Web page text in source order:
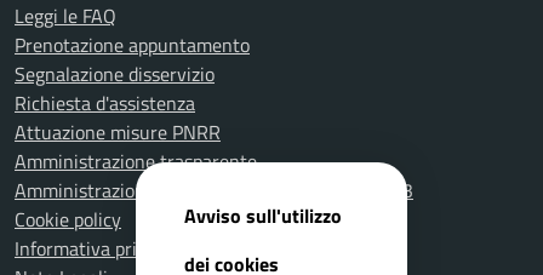
Leggi le FAQ
Prenotazione appuntamento
Segnalazione disservizio
Richiesta d'assistenza
Attuazione misure PNRR
Amministrazione trasparente
Amministrazione Trasparente fino al 31.12.2023
Cookie policy
Informativa privacy
Avviso sull'utilizzo
dei cookies